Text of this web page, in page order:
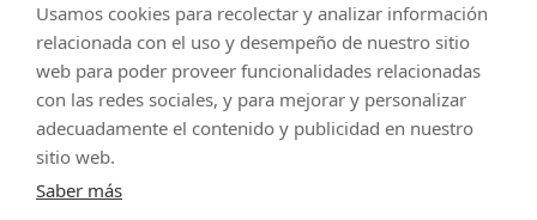
Usamos cookies para recolectar y analizar información
relacionada con el uso y desempeño de nuestro sitio
web para poder proveer funcionalidades relacionadas
con las redes sociales, y para mejorar y personalizar
adecuadamente el contenido y publicidad en nuestro
sitio web.
Saber más
Aviso legal
Cookies